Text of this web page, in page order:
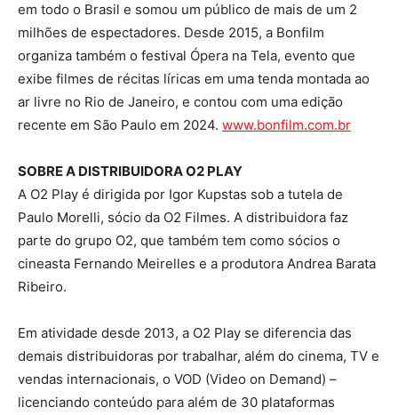
em todo o Brasil e somou um público de mais de um 2
milhões de espectadores. Desde 2015, a Bonfilm
organiza também o festival Ópera na Tela, evento que
exibe filmes de récitas líricas em uma tenda montada ao
ar livre no Rio de Janeiro, e contou com uma edição
recente em São Paulo em 2024. www.bonfilm.com.br
SOBRE A DISTRIBUIDORA O2 PLAY
A O2 Play é dirigida por Igor Kupstas sob a tutela de
Paulo Morelli, sócio da O2 Filmes. A distribuidora faz
parte do grupo O2, que também tem como sócios o
cineasta Fernando Meirelles e a produtora Andrea Barata
Ribeiro.
Em atividade desde 2013, a O2 Play se diferencia das
demais distribuidoras por trabalhar, além do cinema, TV e
vendas internacionais, o VOD (Video on Demand) –
licenciando conteúdo para além de 30 plataformas